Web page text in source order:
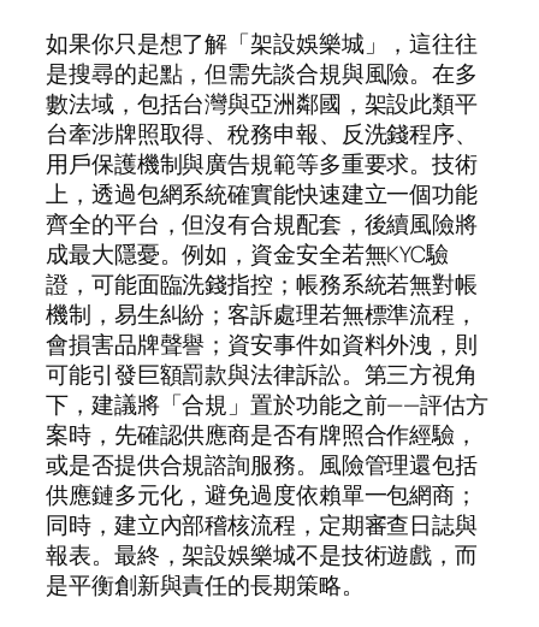
如果你只是想了解「架設娛樂城」，這往往
是搜尋的起點，但需先談合規與風險。在多
數法域，包括台灣與亞洲鄰國，架設此類平
台牽涉牌照取得、稅務申報、反洗錢程序、
用戶保護機制與廣告規範等多重要求。技術
上，透過包網系統確實能快速建立一個功能
齊全的平台，但沒有合規配套，後續風險將
成最大隱憂。例如，資金安全若無KYC驗
證，可能面臨洗錢指控；帳務系統若無對帳
機制，易生糾紛；客訴處理若無標準流程，
會損害品牌聲譽；資安事件如資料外洩，則
可能引發巨額罰款與法律訴訟。第三方視角
下，建議將「合規」置於功能之前——評估方
案時，先確認供應商是否有牌照合作經驗，
或是否提供合規諮詢服務。風險管理還包括
供應鏈多元化，避免過度依賴單一包網商；
同時，建立內部稽核流程，定期審查日誌與
報表。最終，架設娛樂城不是技術遊戲，而
是平衡創新與責任的長期策略。